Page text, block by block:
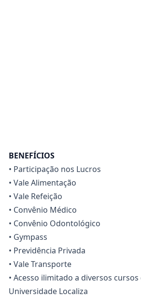
BENEFÍCIOS
• Participação nos Lucros
• Vale Alimentação
• Vale Refeição
• Convênio Médico
• Convênio Odontológico
• Gympass
• Previdência Privada
• Vale Transporte
• Acesso ilimitado a diversos cursos
Universidade Localiza